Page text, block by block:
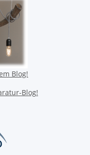
Blog!
Blog!